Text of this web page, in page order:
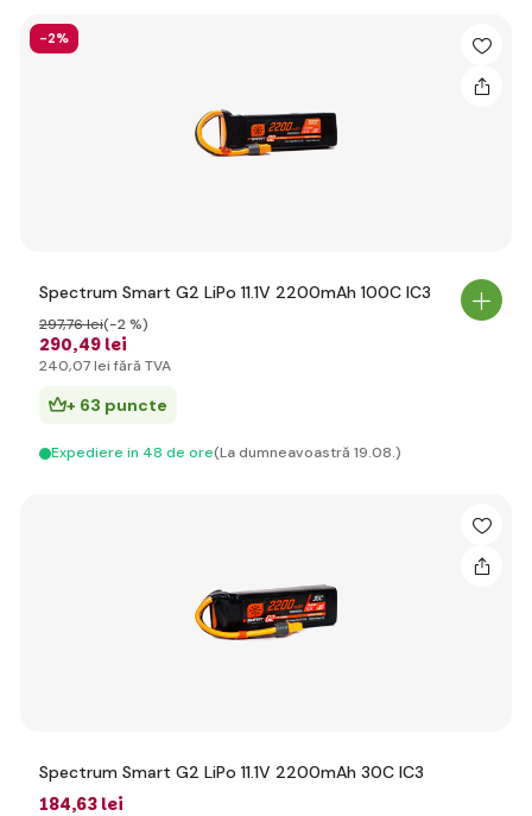
-2%
Spectrum Smart G2 LiPo 11.1V 2200mAh 100C IC3
290,49 lei
297,76 lei(-2 %)
240,07 lei fără TVA
+ 63 puncte
Expediere in 48 de ore(La dumneavoastră 19.08.)
Spectrum Smart G2 LiPo 11.1V 2200mAh 30C IC3
184,63 lei